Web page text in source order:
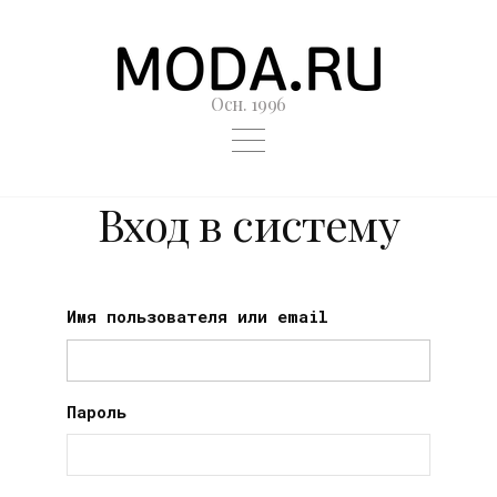
Осн. 1996
Вход в систему
Имя пользователя или email
Пароль